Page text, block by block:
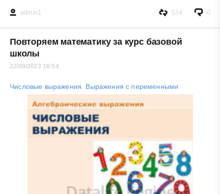
admin1 0
534
Повторяем математику за курс базовой
школы
22/09/2023 18:54
Числовые выражения. Выражения с переменными